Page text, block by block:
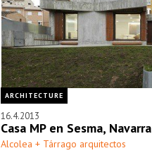
ARCHITECTURE
16.4.2013
Casa MP en Sesma, Navarra
Alcolea + Tárrago arquitectos